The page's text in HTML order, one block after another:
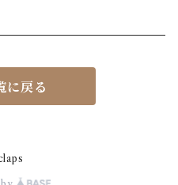
に戻る